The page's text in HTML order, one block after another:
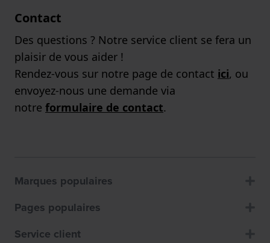
Contact
Des questions ? Notre service client se fera un
plaisir de vous aider !
Rendez-vous sur notre page de contact ici, ou
envoyez-nous une demande via
notre formulaire de contact.
Marques populaires
Pages populaires
Service client